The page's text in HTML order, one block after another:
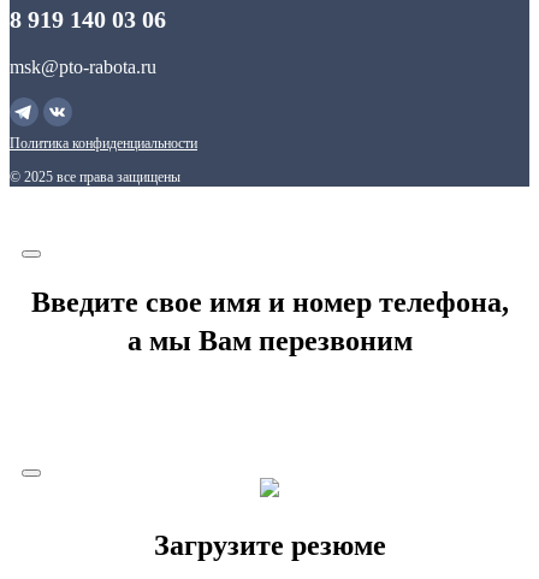
8 919 140 03 06
msk@pto-rabota.ru
Политика конфиденциальности
© 2025 все права защищены
Введите свое имя и номер телефона,
а мы Вам перезвоним
Загрузите резюме